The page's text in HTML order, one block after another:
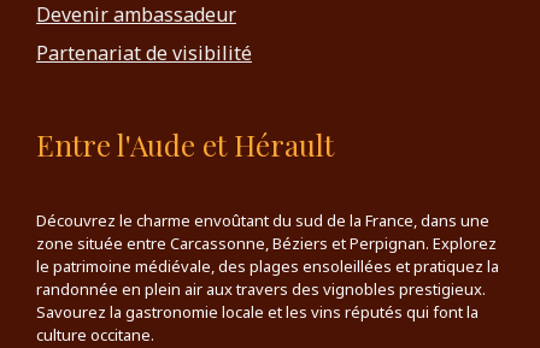
Devenir ambassadeur
Partenariat de visibilité
Entre l'Aude et Hérault
Découvrez le charme envoûtant du sud de la France, dans une
zone située entre Carcassonne, Béziers et Perpignan. Explorez
le patrimoine médiévale, des plages ensoleillées et pratiquez la
randonnée en plein air aux travers des vignobles prestigieux.
Savourez la gastronomie locale et les vins réputés qui font la
culture occitane.